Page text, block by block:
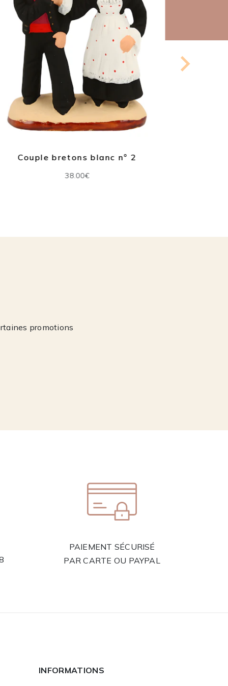
Couple bretons blanc n° 2
38.00€
promotions
PAIEMENT SÉCURISÉ
PAR CARTE OU PAYPAL
INFORMATIONS